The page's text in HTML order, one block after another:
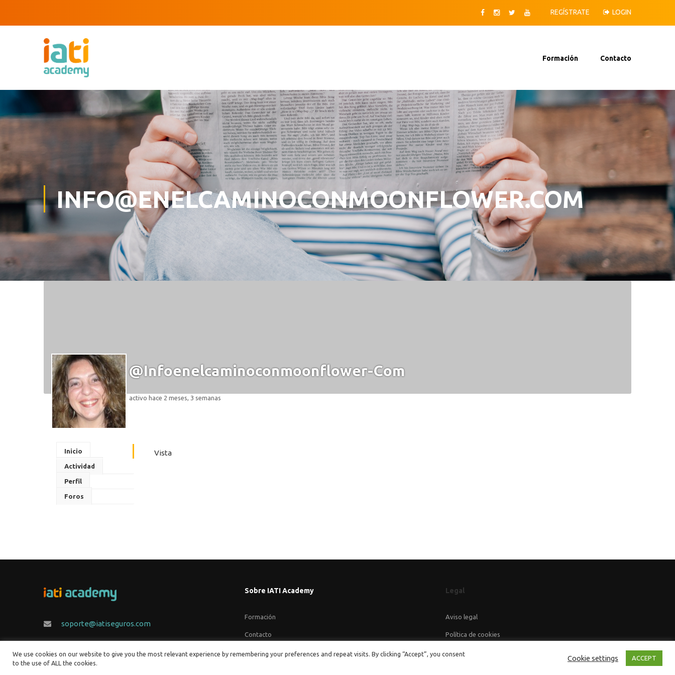
REGÍSTRATE LOGIN
Formación Contacto
INFO@ENELCAMINOCONMOONFLOWER.COM
@infoenelcaminoconmoonflower-Com
activo hace 2 meses, 3 semanas
Inicio
Actividad
Perfil
Foros
Vista
soporte@iatiseguros.com
Sobre IATI Academy
Formación
Contacto
Legal
Aviso legal
Política de cookies
Política de privacidad
We use cookies on our website to give you the most relevant experience by remembering your preferences and repeat visits. By clicking “Accept”, you consent
to the use of ALL the cookies.
Cookie settings ACCEPT